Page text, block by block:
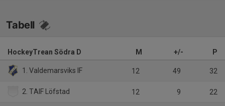
Tabell
HockeyTrean Södra D M +/- P
1. Valdemarsviks IF 12 49 32
2. TAIF Löfstad 12 9 22